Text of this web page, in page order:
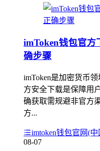
imToken钱包官方
确步骤
imToken是加密货币
方安全下载是保障用
确获取需规避非官方
方...
imtoken钱包官网(
08-07